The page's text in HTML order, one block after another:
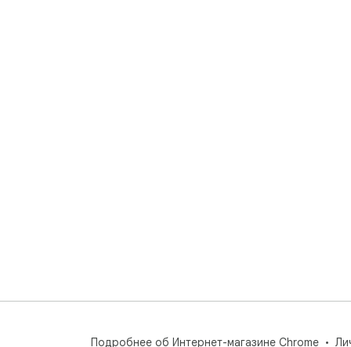
Подробнее об Интернет-магазине Chrome